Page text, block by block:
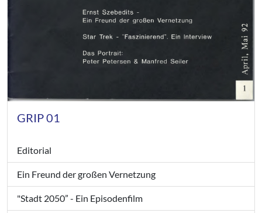
GRIP 01
Editorial
Ein Freund der großen Vernetzung
"Stadt 2050” - Ein Episodenfilm